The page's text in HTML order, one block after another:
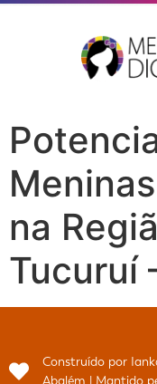
na
Tucuruí
Construído por
Abalém | Mantido